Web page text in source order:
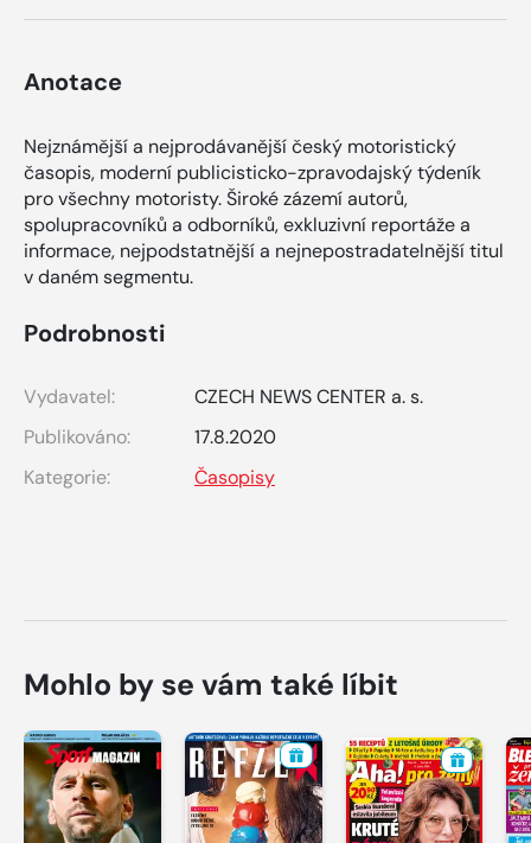
Anotace
Nejznámější a nejprodávanější český motoristický
časopis, moderní publicisticko-zpravodajský týdeník
pro všechny motoristy. Široké zázemí autorů,
spolupracovníků a odborníků, exkluzivní reportáže a
informace, nejpodstatnější a nejnepostradatelnější titul
v daném segmentu.
Podrobnosti
Vydavatel:
CZECH NEWS CENTER a. s.
Publikováno:
17.8.2020
Kategorie:
Časopisy
Mohlo by se vám také líbit